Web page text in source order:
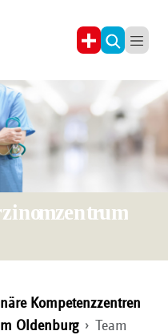
Kompetenzzentren
Oldenburg
Team